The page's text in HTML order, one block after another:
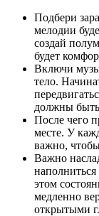
Подбери
мелодии
создай
будет
Включи
тело.
должны
После чего
месте. У
важно,
Важно
этом
медленно
открытыми